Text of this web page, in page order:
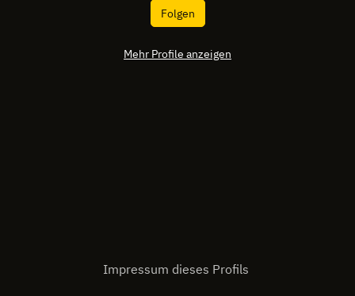
Folgen
Mehr Profile anzeigen
Impressum dieses Profils